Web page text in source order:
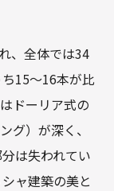
、全体では34
15～16本が比
ドーリア式の
グ）が深く、
は失われてい
ャ建築の美と